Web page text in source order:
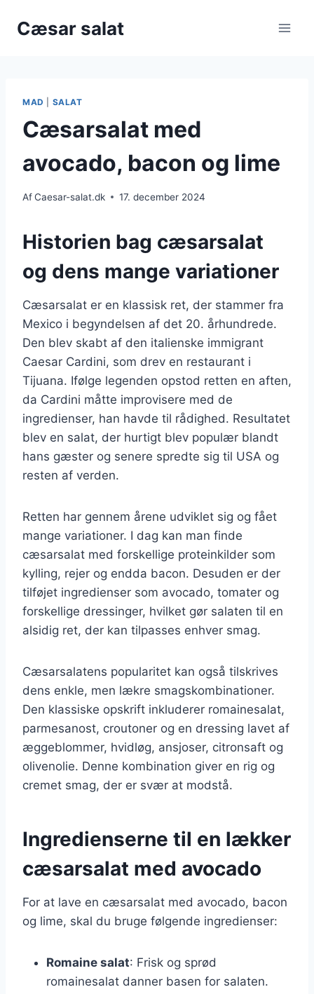
Cæsar salat
MAD SALAT
Cæsarsalat med
avocado, bacon og lime
AfCaesar-salat.dk 17. december 2024
Historien bag cæsarsalat
og dens mange variationer
Cæsarsalat er en klassisk ret, der stammer fra
Mexico i begyndelsen af det 20. århundrede.
Den blev skabt af den italienske immigrant
Caesar Cardini, som drev en restaurant i
Tijuana. Ifølge legenden opstod retten en aften,
da Cardini måtte improvisere med de
ingredienser, han havde til rådighed. Resultatet
blev en salat, der hurtigt blev populær blandt
hans gæster og senere spredte sig til USA og
resten af verden.
Retten har gennem årene udviklet sig og fået
mange variationer. I dag kan man finde
cæsarsalat med forskellige proteinkilder som
kylling, rejer og endda bacon. Desuden er der
tilføjet ingredienser som avocado, tomater og
forskellige dressinger, hvilket gør salaten til en
alsidig ret, der kan tilpasses enhver smag.
Cæsarsalatens popularitet kan også tilskrives
dens enkle, men lækre smagskombinationer.
Den klassiske opskrift inkluderer romainesalat,
parmesanost, croutoner og en dressing lavet af
æggeblommer, hvidløg, ansjoser, citronsaft og
olivenolie. Denne kombination giver en rig og
cremet smag, der er svær at modstå.
Ingredienserne til en lækker
cæsarsalat med avocado
For at lave en cæsarsalat med avocado, bacon
og lime, skal du bruge følgende ingredienser:
Romaine salat: Frisk og sprød
romainesalat danner basen for salaten.